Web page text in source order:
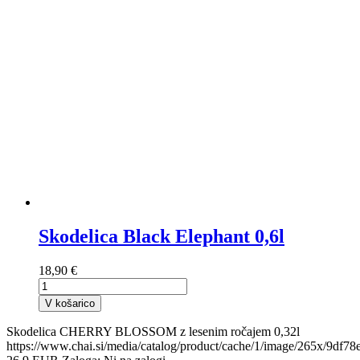
Skodelica Black Elephant 0,6l
18,90 €
V košarico
Skodelica CHERRY BLOSSOM z lesenim ročajem 0,32l
https://www.chai.si/media/catalog/product/cache/1/image/265x/